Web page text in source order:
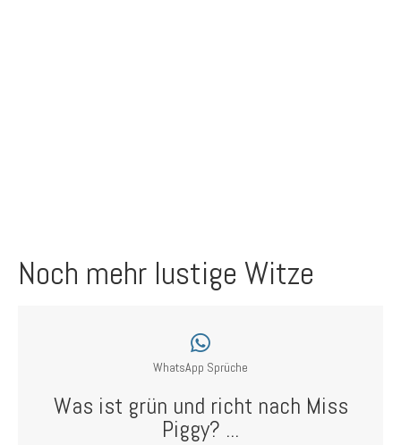
Noch mehr lustige Witze
WhatsApp Sprüche
Was ist grün und richt nach Miss
Piggy? ...